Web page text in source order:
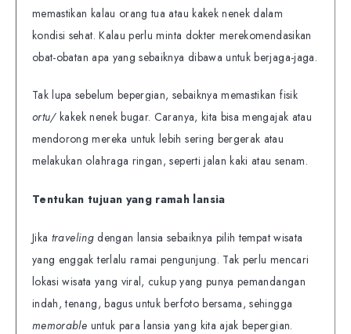
memastikan kalau orang tua atau kakek nenek dalam
kondisi sehat. Kalau perlu minta dokter merekomendasikan
obat-obatan apa yang sebaiknya dibawa untuk berjaga-jaga.
Tak lupa sebelum bepergian, sebaiknya memastikan fisik
ortu/kakek nenek bugar. Caranya, kita bisa mengajak atau
mendorong mereka untuk lebih sering bergerak atau
melakukan olahraga ringan, seperti jalan kaki atau senam.
Tentukan tujuan yang ramah lansia
Jika travelingdengan lansia sebaiknya pilih tempat wisata
yang enggak terlalu ramai pengunjung. Tak perlu mencari
lokasi wisata yang viral, cukup yang punya pemandangan
indah, tenang, bagus untuk berfoto bersama, sehingga
memorable untuk para lansia yang kita ajak bepergian.